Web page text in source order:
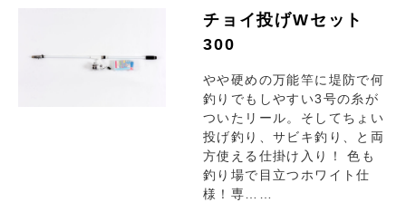
チョイ投げWセット
300
やや硬めの万能竿に堤防で何
釣りでもしやすい3号の糸が
ついたリール。そしてちょい
投げ釣り、サビキ釣り、と両
方使える仕掛け入り！ 色も
釣り場で目立つホワイト仕
様！専……